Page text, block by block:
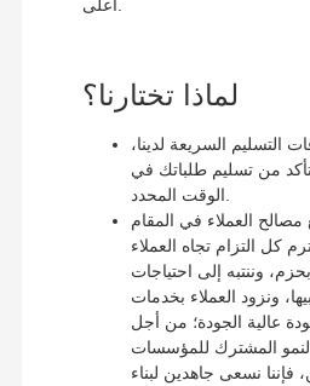
لماذا تختارنا؟
التسليم السريعة لدينا،
من تسليم طلباتك في
العملاء في المقام
كل التزام تجاه العملاء
وننتبه إلى احتياجات
ونزود العملاء بخدمات
عالية الجودة؛ من أجل
المشترك للمؤسسات
فإننا نسعى جاهدين لبناء